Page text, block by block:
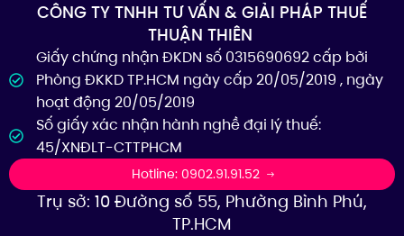
CÔNG TY TNHH TƯ VẤN & GIẢI PHÁP THUẾ
THUẬN THIÊN
Giấy chứng nhận ĐKDN số 0315690692 cấp bởi
Phòng ĐKKD TP.HCM ngày cấp 20/05/2019 , ngày
hoạt động 20/05/2019
Số giấy xác nhận hành nghề đại lý thuế:
45/XNĐLT-CTTPHCM
Hotline: 0902.91.91.52
Trụ sở: 10 Đường số 55, Phường Bình Phú,
TP.HCM